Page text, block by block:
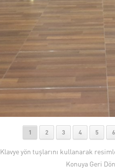
1 2 3 4 5 6
Klavye yön tuşlarını kullanarak
Konuya Geri